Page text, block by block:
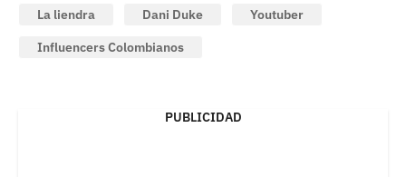
La liendra Dani Duke
Youtuber
Influencers Colombianos
PUBLICIDAD